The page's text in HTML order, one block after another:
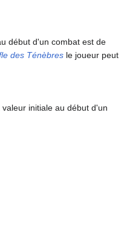
début d'un combat est de
des Ténèbres le joueur peut
initiale au début d'un